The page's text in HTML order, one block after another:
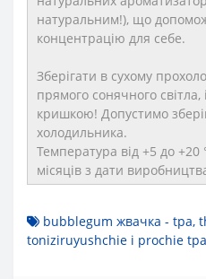
натуральним!), що
концентрацію для себе.
Зберігати в сухому
прямого сонячного
кришкою! Допустимо
холодильника.
Температура від +5 до +20
місяців з дати
bubblegum жвачка - tpa,
toniziruyushchie і prochie tpa